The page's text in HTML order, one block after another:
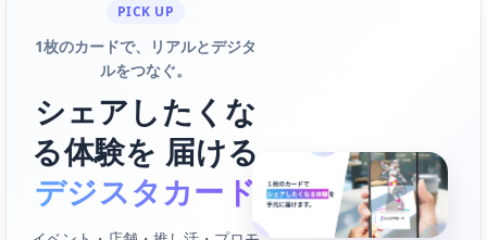
PICK UP
1枚のカードで、リアルとデジタ
ルをつなぐ。
シェアしたくな
る体験を 届ける
デジスタカード